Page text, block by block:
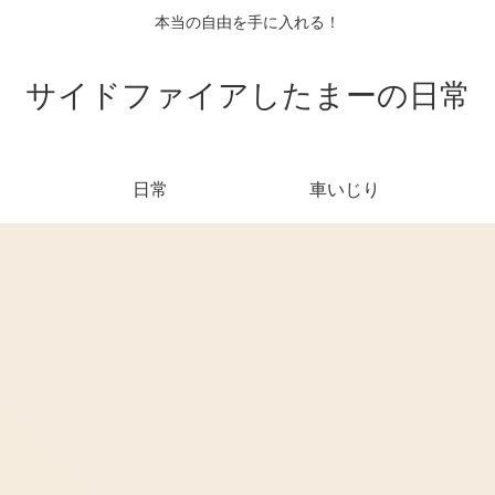
本当の自由を手に入れる！
サイドファイアしたまーの日常
日常 車いじり